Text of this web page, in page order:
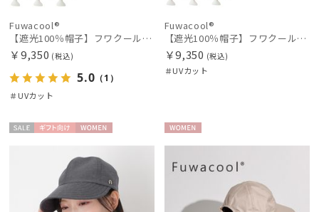
Fuwacool®
【遮光100％帽子】フワクール® (Fuwacool®) ジョッキーバイザー 遮光100 UV100
￥9,350 (税込)
5.0 （1）
＃UVカット
Fuwacool®
【遮光100％帽子】フワクール® (Fuwacool®) UVハット 遮光100 UV100
￥9,350 (税込)
＃UVカット
N